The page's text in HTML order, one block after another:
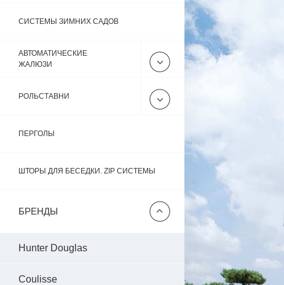
СИСТЕМЫ ЗИМНИХ САДОВ
АВТОМАТИЧЕСКИЕ
ЖАЛЮЗИ
РОЛЬСТАВНИ
ПЕРГОЛЫ
ШТОРЫ ДЛЯ БЕСЕДКИ. ZIP СИСТЕМЫ
БРЕНДЫ
Hunter Douglas
Coulisse